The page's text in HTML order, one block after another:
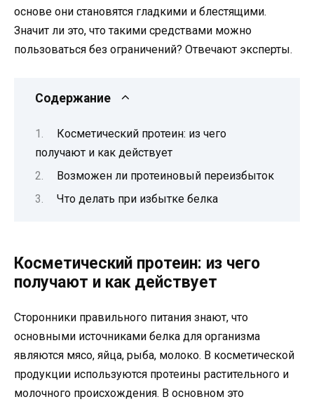
основе они становятся гладкими и блестящими.
Значит ли это, что такими средствами можно
пользоваться без ограничений? Отвечают эксперты.
Содержание
Косметический протеин: из чего
получают и как действует
Возможен ли протеиновый переизбыток
Что делать при избытке белка
Косметический протеин: из чего
получают и как действует
Сторонники правильного питания знают, что
основными источниками белка для организма
являются мясо, яйца, рыба, молоко. В косметической
продукции используются протеины растительного и
молочного происхождения. В основном это